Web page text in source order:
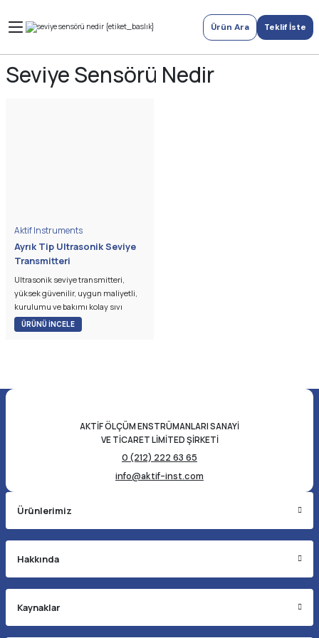
Ürün Ara Teklif İste
Seviye Sensörü Nedir
Aktif Instruments
Ayrık Tip Ultrasonik Seviye
Transmitteri
Ultrasonik seviye transmitteri,
yüksek güvenilir, uygun maliyetli,
kurulumu ve bakımı kolay sıvı
seviyesi/malzeme seviyesi ölçüm
cihazıdır. Ölçülen ortamla temas
ÜRÜNÜ İNCELE
AKTİF ÖLÇÜM ENSTRÜMANLARI SANAYİ
VE TİCARET LİMİTED ŞİRKETİ
0 (212) 222 63 65
info@aktif-inst.com
Ürünlerimiz
Hakkında
Kaynaklar